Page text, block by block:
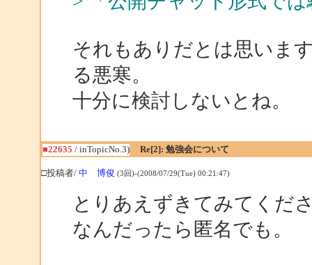
それもありだとは思いま
る悪寒。
十分に検討しないとね。
■22635 / inTopicNo.3) Re[2]: 勉強会について
□投稿者/ 中 博俊 (3回)-(2008/07/29(Tue) 00:21:47)
とりあえずきてみてくだ
なんだったら匿名でも。